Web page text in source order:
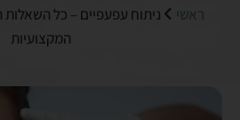
ראשי
ניתוח עפעפיים – כל
המקצועיות